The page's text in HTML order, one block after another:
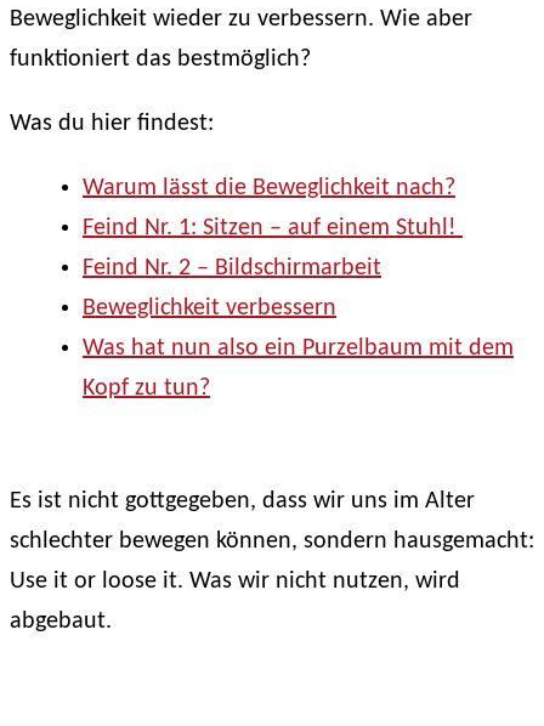
Beweglichkeit wieder zu verbessern. Wie aber
funktioniert das bestmöglich?
Was du hier findest:
Warum lässt die Beweglichkeit nach?
Feind Nr. 1: Sitzen – auf einem Stuhl!
Feind Nr. 2 – Bildschirmarbeit
Beweglichkeit verbessern
Was hat nun also ein Purzelbaum mit dem
Kopf zu tun?
Es ist nicht gottgegeben, dass wir uns im Alter
schlechter bewegen können, sondern hausgemacht:
Use it or loose it. Was wir nicht nutzen, wird
abgebaut.